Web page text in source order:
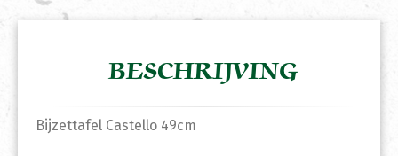
BESCHRIJVING
Bijzettafel Castello 49cm